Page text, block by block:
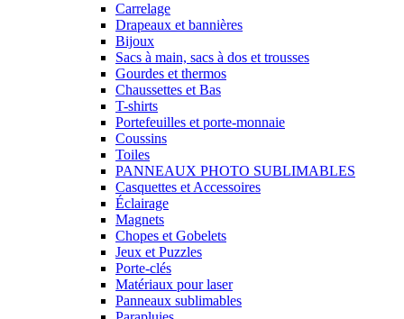
Carrelage
Drapeaux et bannières
Bijoux
Sacs à main, sacs à dos et trousses
Gourdes et thermos
Chaussettes et Bas
T-shirts
Portefeuilles et porte-monnaie
Coussins
Toiles
PANNEAUX PHOTO SUBLIMABLES
Casquettes et Accessoires
Éclairage
Magnets
Chopes et Gobelets
Jeux et Puzzles
Porte-clés
Matériaux pour laser
Panneaux sublimables